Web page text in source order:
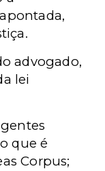
advogado,
lei
que é
Corpus;